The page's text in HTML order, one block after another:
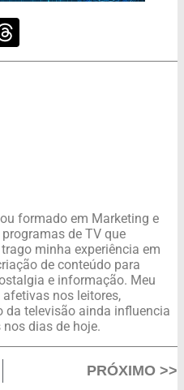
formado em Marketing e
de TV que
minha experiência em
de conteúdo para
e informação. Meu
nos leitores,
da televisão ainda influencia
dias de hoje.
PRÓXIMO >>